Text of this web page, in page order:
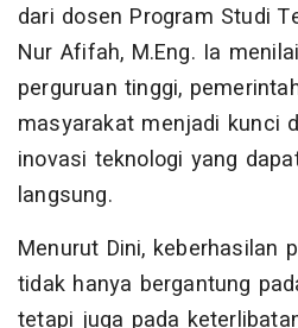
dari dosen Program Studi
Nur Afifah, M.Eng. Ia
perguruan tinggi,
masyarakat menjadi kunci
inovasi teknologi yang
langsung.
Menurut Dini, keberhasilan
tidak hanya bergantung
tetapi juga pada